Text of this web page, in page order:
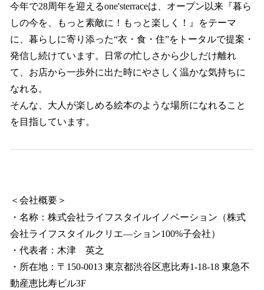
今年で28周年を迎えるone'sterraceは、オープン以来『暮ら
しの今を、もっと素敵に！もっと楽しく！』をテーマ
に、暮らしに寄り添った“衣・食・住”をトータルで提案・
発信し続けています。日常の忙しさから少しだけ離れ
て、お店から一歩外に出た時にやさしく温かな気持ちに
なれる。
そんな、大人が楽しめる絵本のような場所になれること
を目指しています。
＜会社概要＞
・名称：株式会社ライフスタイルイノベーション（株式
会社ライフスタイルクリエ―ション100%子会社）
・代表者：木津 英之
・所在地：〒150-0013 東京都渋谷区恵比寿1-18-18 東急不
動産恵比寿ビル3F